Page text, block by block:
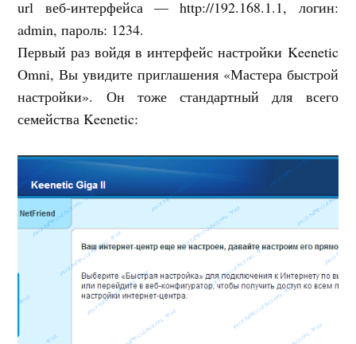
url веб-интерфейса — http://192.168.1.1, логин:
admin, пароль: 1234.
Первый раз войдя в интерфейс настройки Keenetic
Omni, Вы увидите приглашения «Мастера быстрой
настройки». Он тоже стандартный для всего
семейства Keenetic: